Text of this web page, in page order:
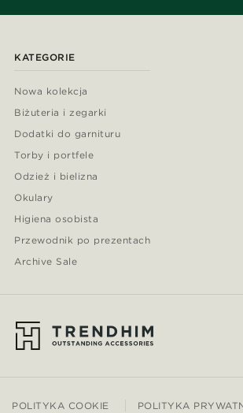
KATEGORIE
Nowa kolekcja
Biżuteria i zegarki
Dodatki do garnituru
Torby i portfele
Odzież i bielizna
Okulary
Higiena osobista
Przewodnik po prezentach
Archive Sale
POLITYKA COOKIE POLITYKA